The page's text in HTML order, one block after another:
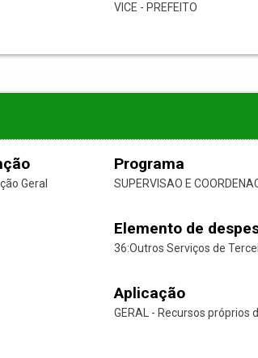
VICE - PREFEITO
Geral
Programa
SUPERVISAO E
Elemento de
36:Outros Serviços de
Aplicação
GERAL - Recursos próprios